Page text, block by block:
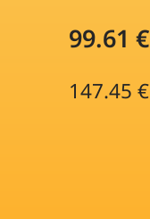
99.61 €
147.45 €